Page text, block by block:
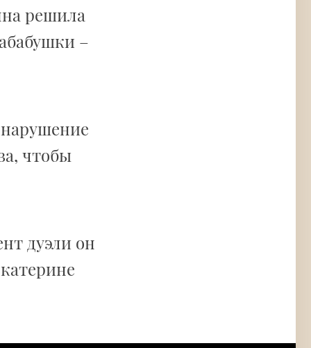
решила
–
чтобы
дуэли он